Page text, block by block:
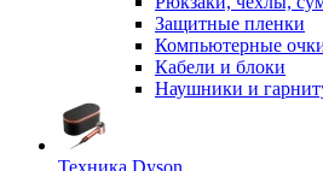
Защитные пленки
Компьютерные
Кабели и блоки
Наушники и
Техника Dyson